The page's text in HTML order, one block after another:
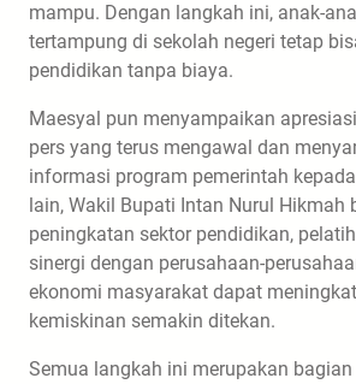
mampu. Dengan langkah ini, anak-
tertampung di sekolah negeri tetap
pendidikan tanpa biaya.
Maesyal pun menyampaikan
pers yang terus mengawal dan
informasi program pemerintah
lain, Wakil Bupati Intan Nurul Hikmah
peningkatan sektor pendidikan,
sinergi dengan perusahaan-
ekonomi masyarakat dapat
kemiskinan semakin ditekan.
Semua langkah ini merupakan